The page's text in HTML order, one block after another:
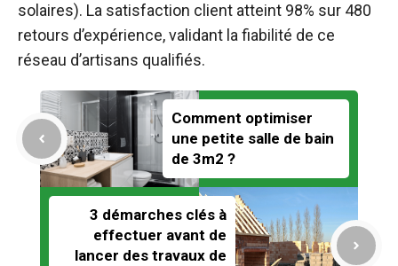
solaires). La satisfaction client atteint 98% sur 480
retours d’expérience, validant la fiabilité de ce
réseau d’artisans qualifiés.
Comment optimiser
une petite salle de bain
de 3m2 ?
3 démarches clés à
effectuer avant de
lancer des travaux de